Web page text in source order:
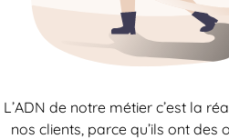
L’ADN de notre métier c’est la
nos clients, parce qu’ils ont des